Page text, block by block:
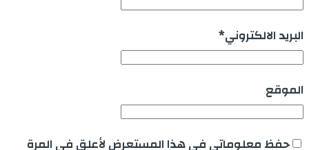
البريد الالكتروني*
الموقع
حفظ معلوماتي في هذا المستعرض لأعلق في المرة